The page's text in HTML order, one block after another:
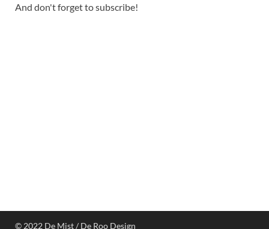
And don't forget to subscribe!
© 2022 De Mist / De Roo Design